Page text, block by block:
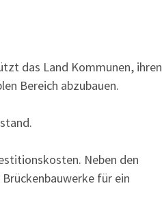
das Land Kommunen, ihren
Bereich abzubauen.
Neben den
für ein